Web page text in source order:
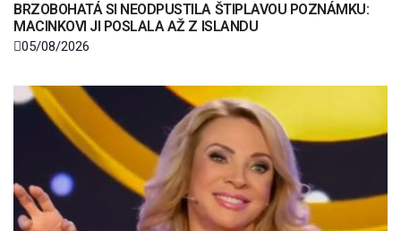
BRZOBOHATÁ SI NEODPUSTILA ŠTIPLAVOU POZNÁMKU:
MACINKOVI JI POSLALA AŽ Z ISLANDU
05/08/2026